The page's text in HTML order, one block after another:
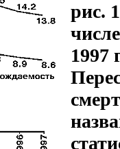
рис.
1997